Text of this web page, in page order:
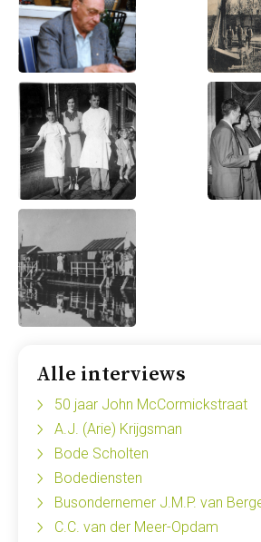
Alle interviews
50 jaar John McCormickstraat
A.J. (Arie) Krijgsman
Bode Scholten
Bodediensten
Busondernemer J.M.P. van
C.C. van der Meer-Opdam